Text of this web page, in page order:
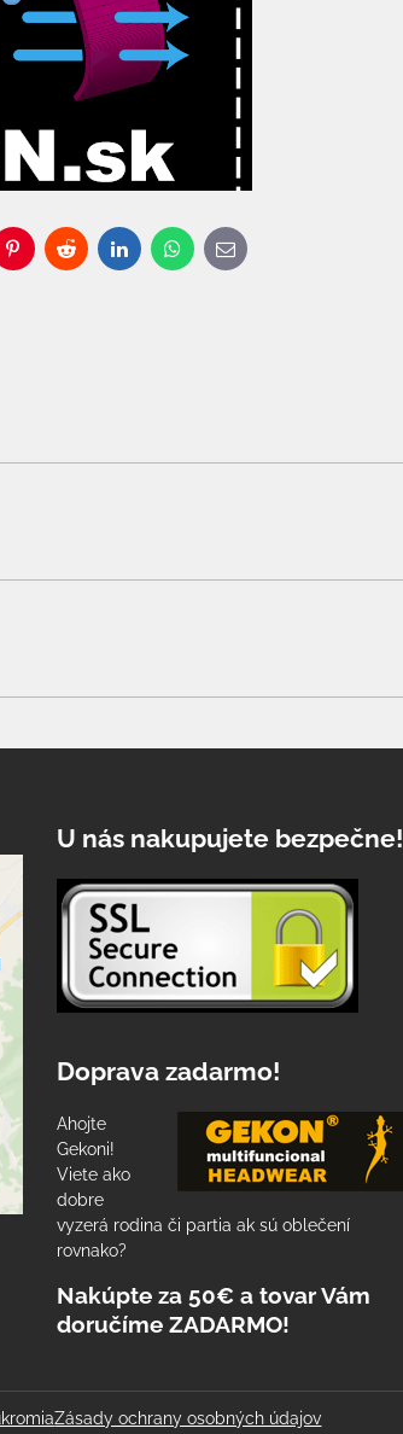
PinterestRedditLinkedInWhatsApp
E-
mail
U nás nakupujete bezpečne!
Doprava zadarmo!
Ahojte
Gekoni!
Viete ako
dobre
vyzerá rodina či partia ak sú oblečení
rovnako?
Nakúpte za 50€ a tovar Vám
doručíme ZADARMO!
Zásady ochrany osobných údajov